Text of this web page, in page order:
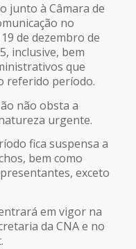
junto à Câmara de
no
de dezembro de
inclusive, bem
que
referido período.
não obsta a
urgente.
fica suspensa a
bem como
exceto
em vigor na
da CNA e no